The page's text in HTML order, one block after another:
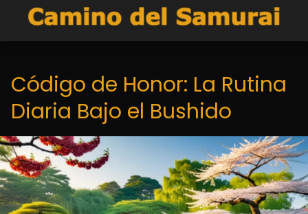
Código de Honor: La Rutina
Diaria Bajo el Bushido